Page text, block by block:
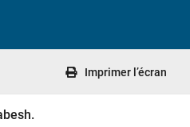
Imprimer l’écran